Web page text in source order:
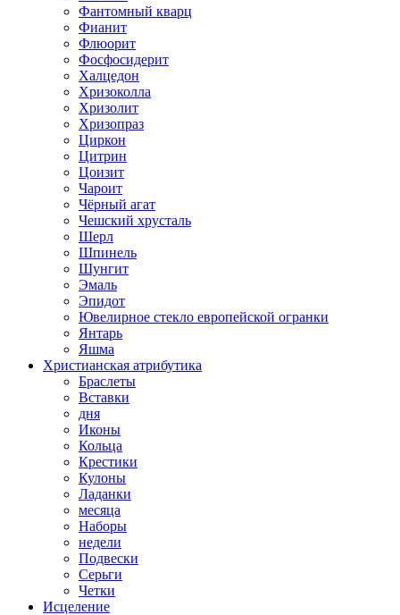
Фантомный кварц
Фианит
Флюорит
Фосфосидерит
Халцедон
Хризоколла
Хризолит
Хризопраз
Циркон
Цитрин
Цоизит
Чароит
Чёрный агат
Чешский хрусталь
Шерл
Шпинель
Шунгит
Эмаль
Эпидот
Ювелирное стекло европейской огранки
Янтарь
Яшма
Христианская атрибутика
Браслеты
Вставки
дня
Иконы
Кольца
Крестики
Кулоны
Ладанки
месяца
Наборы
недели
Подвески
Серьги
Четки
Исцеление